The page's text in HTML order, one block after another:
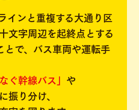
インと重複する大通り区
文字周辺を起終点とする
とで、バス車両や運転手
ぐ幹線バス」 や
に振り分け、